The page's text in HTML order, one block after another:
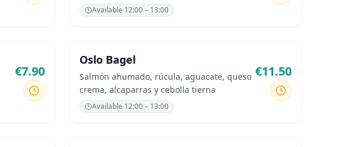
Available 12:00 – 13:00
€7.90
Oslo Bagel
Salmón ahumado, rúcula, aguacate, queso
crema, alcaparras y cebolla tierna
Available 12:00 – 13:00
€11.50